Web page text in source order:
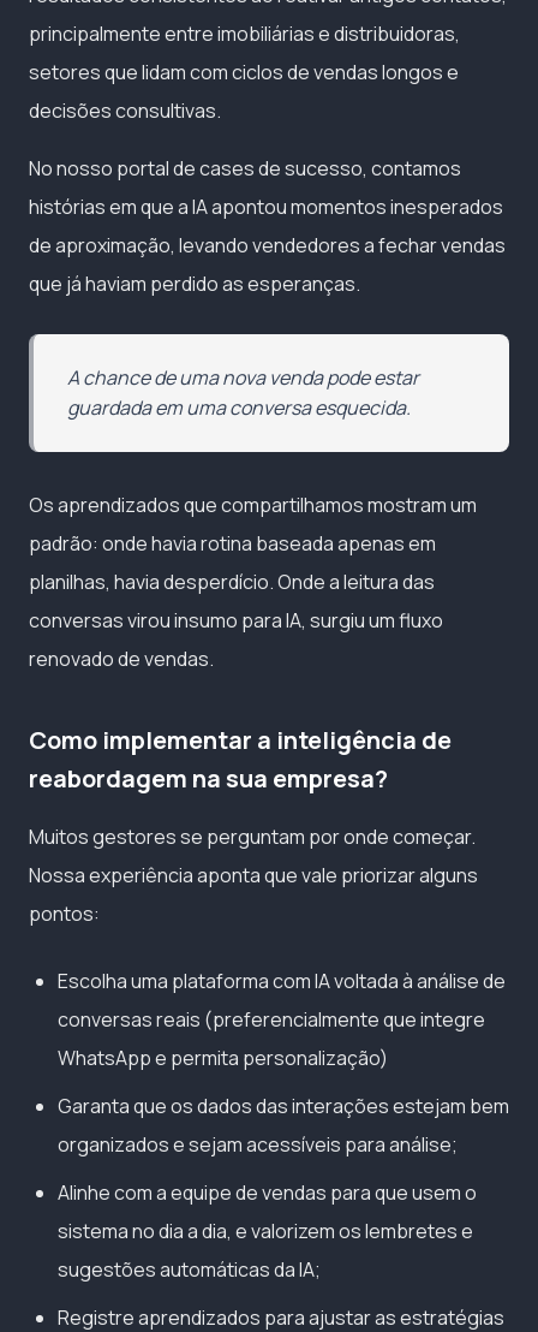
principalmente entre imobiliárias e distribuidoras,
setores que lidam com ciclos de vendas longos e
decisões consultivas.
No nosso portal de cases de sucesso, contamos
histórias em que a IA apontou momentos inesperados
de aproximação, levando vendedores a fechar vendas
que já haviam perdido as esperanças.
A chance de uma nova venda pode estar
guardada em uma conversa esquecida.
Os aprendizados que compartilhamos mostram um
padrão: onde havia rotina baseada apenas em
planilhas, havia desperdício. Onde a leitura das
conversas virou insumo para IA, surgiu um fluxo
renovado de vendas.
Como implementar a inteligência de
reabordagem na sua empresa?
Muitos gestores se perguntam por onde começar.
Nossa experiência aponta que vale priorizar alguns
pontos:
Escolha uma plataforma com IA voltada à análise de
conversas reais (preferencialmente que integre
WhatsApp e permita personalização)
Garanta que os dados das interações estejam bem
organizados e sejam acessíveis para análise;
Alinhe com a equipe de vendas para que usem o
sistema no dia a dia, e valorizem os lembretes e
sugestões automáticas da IA;
Registre aprendizados para ajustar as estratégias